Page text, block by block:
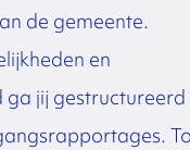
de gemeente.
en
jij gestructureerd